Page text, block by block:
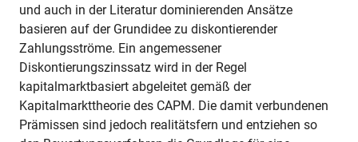
und auch in der Literatur dominierenden Ansätze
basieren auf der Grundidee zu diskontierender
Zahlungsströme. Ein angemessener
Diskontierungszinssatz wird in der Regel
kapitalmarktbasiert abgeleitet gemäß der
Kapitalmarkttheorie des CAPM. Die damit verbundenen
Prämissen sind jedoch realitätsfern und entziehen so